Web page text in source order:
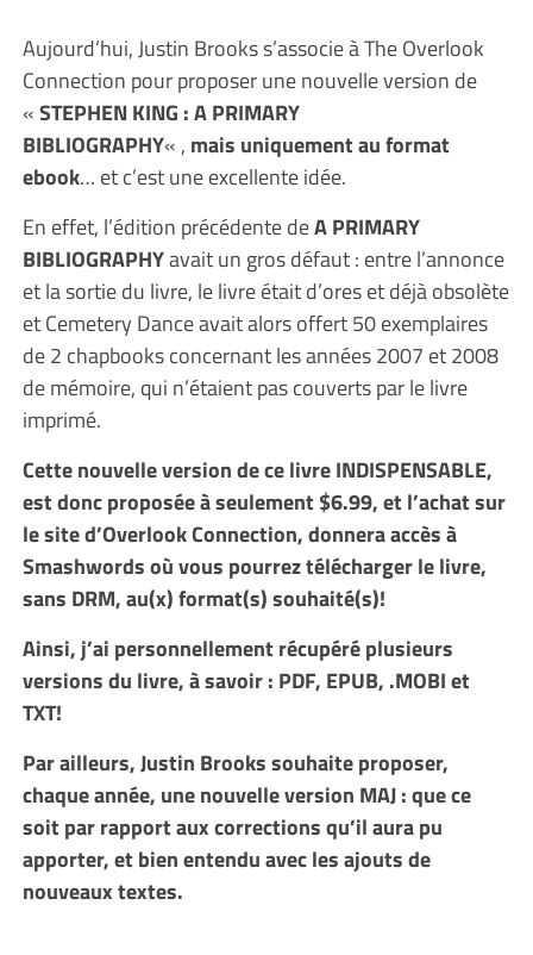
Aujourd’hui, Justin Brooks s’associe à The Overlook
Connection pour proposer une nouvelle version de
«STEPHEN KING : A PRIMARY
BIBLIOGRAPHY« , mais uniquement au format
ebook… et c’est une excellente idée.
En effet, l’édition précédente deA PRIMARY
BIBLIOGRAPHYavait un gros défaut : entre l’annonce
et la sortie du livre, le livre était d’ores et déjà obsolète
et Cemetery Dance avait alors offert 50 exemplaires
de 2 chapbooks concernant les années 2007 et 2008
de mémoire, qui n’étaient pas couverts par le livre
imprimé.
Cette nouvelle version de ce livre INDISPENSABLE,
est donc proposée à seulement $6.99, et l’achat sur
le site d’Overlook Connection, donnera accès à
Smashwords où vous pourrez télécharger le livre,
sans DRM, au(x) format(s) souhaité(s)!
Ainsi, j’ai personnellement récupéré plusieurs
versions du livre, à savoir : PDF, EPUB, .MOBI et
TXT!
Par ailleurs, Justin Brooks souhaite proposer,
chaque année, une nouvelle version MAJ : que ce
soit par rapport aux corrections qu’il aura pu
apporter, et bien entendu avec les ajouts de
nouveaux textes.